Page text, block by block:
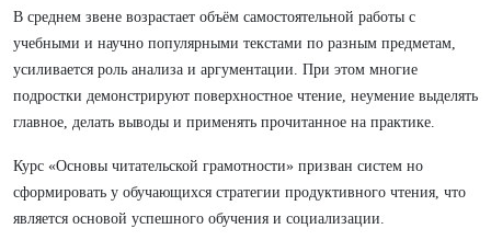
В среднем звене возрастает объём самостоятельной работы с
учебными и научно популярными текстами по разным предметам,
усиливается роль анализа и аргументации. При этом многие
подростки демонстрируют поверхностное чтение, неумение выделять
главное, делать выводы и применять прочитанное на практике.
Курс «Основы читательской грамотности» призван систем но
сформировать у обучающихся стратегии продуктивного чтения, что
является основой успешного обучения и социализации.